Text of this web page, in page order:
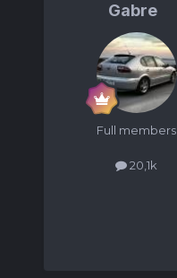
Gabre
Full members
20,1k